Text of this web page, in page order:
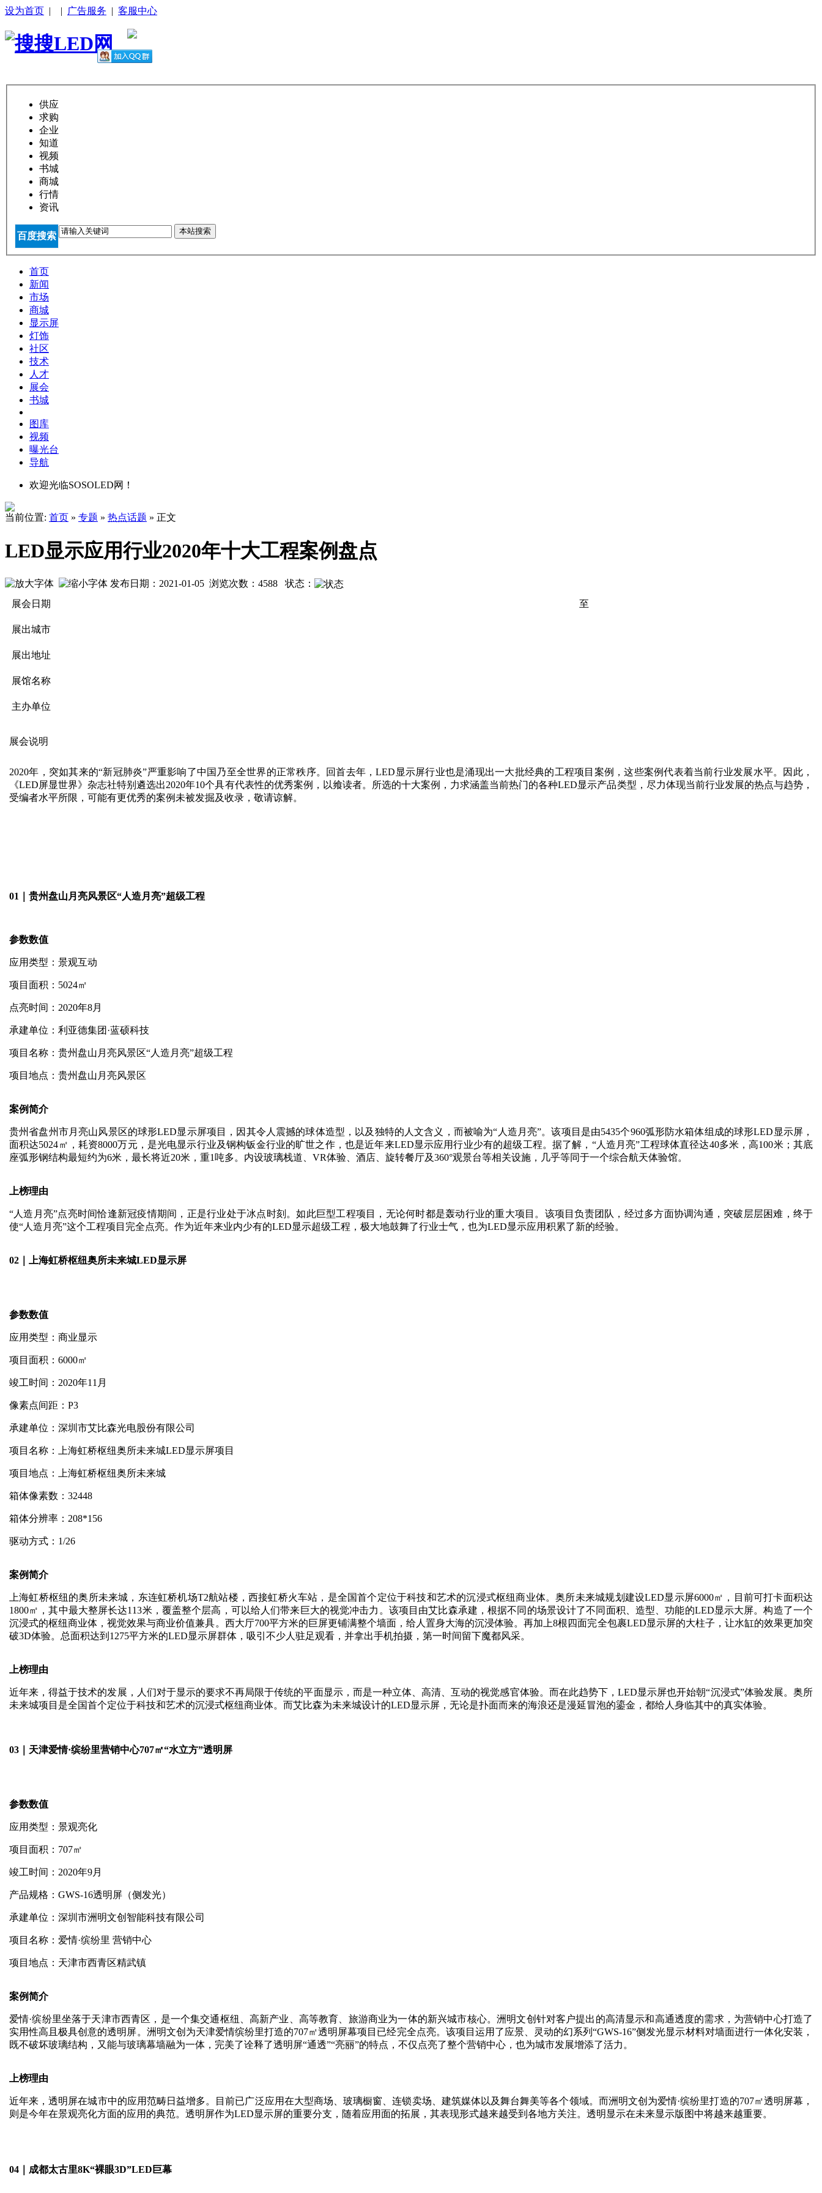
设为首页 | | 广告服务 | 客服中心
供应
求购
企业
知道
视频
书城
商城
行情
资讯
百度搜索 本站搜索
首页
新闻
市场
商城
显示屏
灯饰
社区
技术
人才
展会
书城
图库
视频
曝光台
导航
欢迎光临SOSOLED网！
当前位置: 首页 » 专题 » 热点话题 » 正文
LED显示应用行业2020年十大工程案例盘点
发布日期：2021-01-05 浏览次数： 4588 状态：
展会日期
至
展出城市
展出地址
展馆名称
主办单位
展会说明
2020年，突如其来的“新冠肺炎”严重影响了中国乃至全世界的正常秩序。回首去年，LED显示屏行业也是涌现出一大批经典的工程项目案例，这些案例代表着当前行业发展水平。因此，
《LED屏显世界》杂志社特别遴选出2020年10个具有代表性的优秀案例，以飨读者。所选的十大案例，力求涵盖当前热门的各种LED显示产品类型，尽力体现当前行业发展的热点与趋势，
受编者水平所限，可能有更优秀的案例未被发掘及收录，敬请谅解。
01｜贵州盘山月亮风景区“人造月亮”超级工程
参数数值
应用类型：景观互动
项目面积：5024㎡
点亮时间：2020年8月
承建单位：利亚德集团·蓝硕科技
项目名称：贵州盘山月亮风景区“人造月亮”超级工程
项目地点：贵州盘山月亮风景区
案例简介
贵州省盘州市月亮山风景区的球形LED显示屏项目，因其令人震撼的球体造型，以及独特的人文含义，而被喻为“人造月亮”。该项目是由5435个960弧形防水箱体组成的球形LED显示屏，
面积达5024㎡，耗资8000万元，是光电显示行业及钢构钣金行业的旷世之作，也是近年来LED显示应用行业少有的超级工程。据了解，“人造月亮”工程球体直径达40多米，高100米；其底
座弧形钢结构最短约为6米，最长将近20米，重1吨多。内设玻璃栈道、VR体验、酒店、旋转餐厅及360°观景台等相关设施，几乎等同于一个综合航天体验馆。
上榜理由
“人造月亮”点亮时间恰逢新冠疫情期间，正是行业处于冰点时刻。如此巨型工程项目，无论何时都是轰动行业的重大项目。该项目负责团队，经过多方面协调沟通，突破层层困难，终于
使“人造月亮”这个工程项目完全点亮。作为近年来业内少有的LED显示超级工程，极大地鼓舞了行业士气，也为LED显示应用积累了新的经验。
02｜上海虹桥枢纽奥所未来城LED显示屏
参数数值
应用类型：商业显示
项目面积：6000㎡
竣工时间：2020年11月
像素点间距：P3
承建单位：深圳市艾比森光电股份有限公司
项目名称：上海虹桥枢纽奥所未来城LED显示屏项目
项目地点：上海虹桥枢纽奥所未来城
箱体像素数：32448
箱体分辨率：208*156
驱动方式：1/26
案例简介
上海虹桥枢纽的奥所未来城，东连虹桥机场T2航站楼，西接虹桥火车站，是全国首个定位于科技和艺术的沉浸式枢纽商业体。奥所未来城规划建设LED显示屏6000㎡，目前可打卡面积达
1800㎡，其中最大整屏长达113米，覆盖整个层高，可以给人们带来巨大的视觉冲击力。该项目由艾比森承建，根据不同的场景设计了不同面积、造型、功能的LED显示大屏。构造了一个
沉浸式的枢纽商业体，视觉效果与商业价值兼具。西大厅700平方米的巨屏更铺满整个墙面，给人置身大海的沉浸体验。再加上8根四面完全包裹LED显示屏的大柱子，让水缸的效果更加突
破3D体验。总面积达到1275平方米的LED显示屏群体，吸引不少人驻足观看，并拿出手机拍摄，第一时间留下魔都风采。
上榜理由
近年来，得益于技术的发展，人们对于显示的要求不再局限于传统的平面显示，而是一种立体、高清、互动的视觉感官体验。而在此趋势下，LED显示屏也开始朝“沉浸式”体验发展。奥所
未来城项目是全国首个定位于科技和艺术的沉浸式枢纽商业体。而艾比森为未来城设计的LED显示屏，无论是扑面而来的海浪还是漫延冒泡的鎏金，都给人身临其中的真实体验。
03｜天津爱情·缤纷里营销中心707㎡“水立方”透明屏
参数数值
应用类型：景观亮化
项目面积：707㎡
竣工时间：2020年9月
产品规格：GWS-16透明屏（侧发光）
承建单位：深圳市洲明文创智能科技有限公司
项目名称：爱情·缤纷里 营销中心
项目地点：天津市西青区精武镇
案例简介
爱情·缤纷里坐落于天津市西青区，是一个集交通枢纽、高新产业、高等教育、旅游商业为一体的新兴城市核心。洲明文创针对客户提出的高清显示和高通透度的需求，为营销中心打造了
实用性高且极具创意的透明屏。洲明文创为天津爱情缤纷里打造的707㎡透明屏幕项目已经完全点亮。该项目运用了应景、灵动的幻系列“GWS-16”侧发光显示材料对墙面进行一体化安装，
既不破坏玻璃结构，又能与玻璃幕墙融为一体，完美了诠释了透明屏“通透”“亮丽”的特点，不仅点亮了整个营销中心，也为城市发展增添了活力。
上榜理由
近年来，透明屏在城市中的应用范畴日益增多。目前已广泛应用在大型商场、玻璃橱窗、连锁卖场、建筑媒体以及舞台舞美等各个领域。而洲明文创为爱情·缤纷里打造的707㎡透明屏幕，
则是今年在景观亮化方面的应用的典范。透明屏作为LED显示屏的重要分支，随着应用面的拓展，其表现形式越来越受到各地方关注。透明显示在未来显示版图中将越来越重要。
04｜成都太古里8K“裸眼3D”LED巨幕